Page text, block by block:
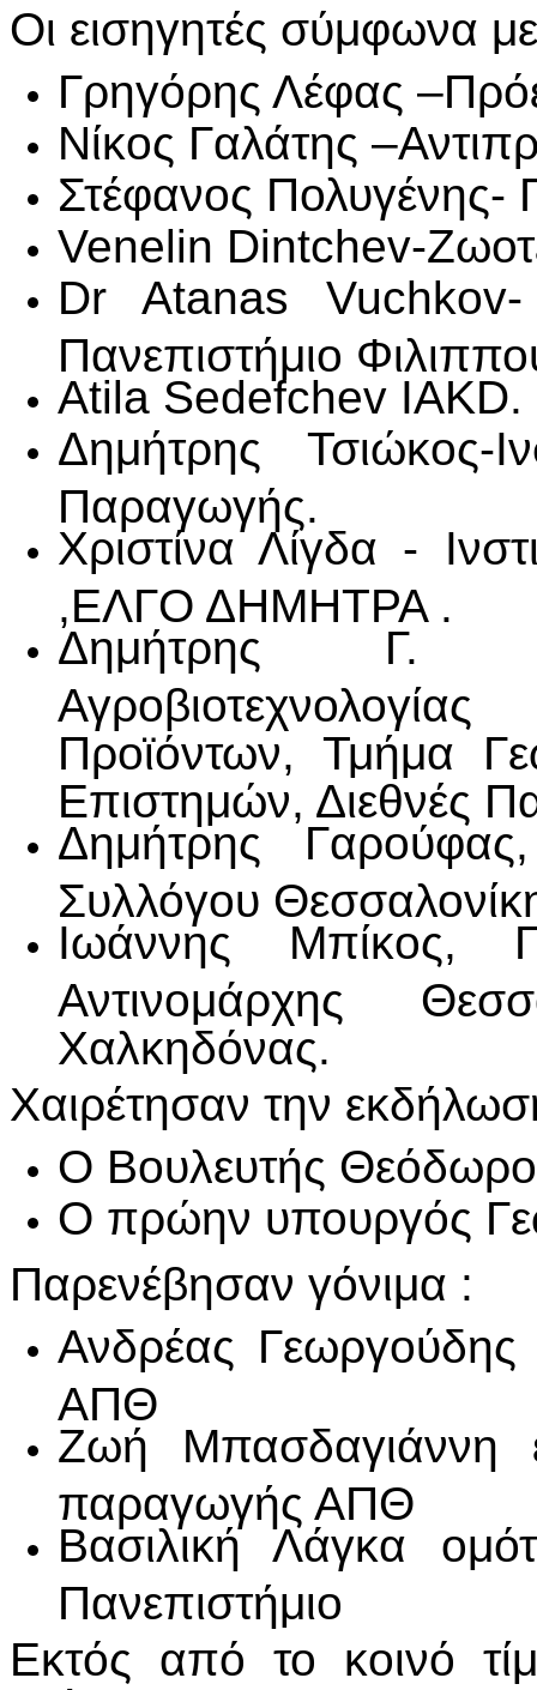
Οι εισηγητές σύμφωνα
Γρηγόρης Λέφας
Νίκος Γαλάτης
Στέφανος
Venelin Dintchev-
Dr Atanas
Πανεπιστήμιο
Atila Sedefchev IAKD.
Δημήτρης Τσιώκος-
Παραγωγής.
Χριστίνα Λίγδα -
,ΕΛΓΟ ΔΗΜΗΤΡΑ .
Δημήτρης Γ.
Προϊόντων, Τμήμα
Επιστημών, Διεθνές
Δημήτρης
Συλλόγου
Ιωάννης Μπίκος,
Αντινομάρχης
Χαλκηδόνας.
Χαιρέτησαν την
Ο Βουλευτής
Ο πρώην υπουργός
Παρενέβησαν γόνιμα :
Ανδρέας
ΑΠΘ
Ζωή Μπασδαγιάννη
παραγωγής ΑΠΘ
Βασιλική Λάγκα
Πανεπιστήμιο
Εκτός από το κοινό